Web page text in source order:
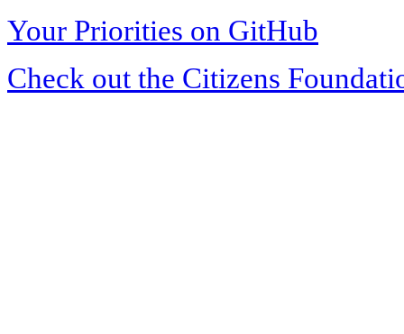
Your Priorities on GitHub
Check out the Citizens